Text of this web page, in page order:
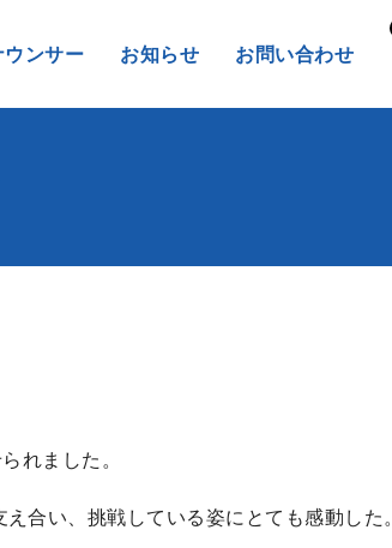
ウンサー お知らせ お問い合わせ
れました。
合い、挑戦している姿にとても感動した。